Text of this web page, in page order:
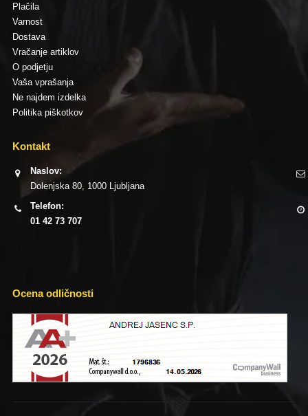
Plačila
Varnost
Dostava
Vračanje artiklov
O podjetju
Vaša vprašanja
Ne najdem izdelka
Politika piškotkov
Kontakt
Naslov:
Dolenjska 80, 1000 Ljubljana
Telefon:
01 42 73 707
Ocena odličnosti